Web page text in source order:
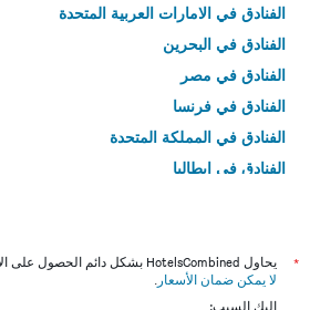
الفنادق في الامارات العربية المتحدة
الفنادق في البحرين
الفنادق في مصر
الفنادق في فرنسا
الفنادق في المملكة المتحدة
الفنادق في إيطاليا
*
يحاول HotelsCombined بشكل دائم الحصول على الأسعار الدقيقة، ولكن
لا يمكن ضمان الأسعار .
إليك السبب: